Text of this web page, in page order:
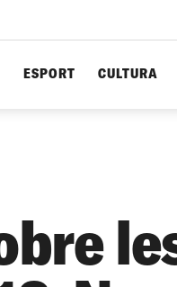
ESPORT CULTURA